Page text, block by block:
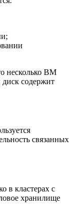
несколько ВМ
содержит
связанных
в кластерах с
хранилище